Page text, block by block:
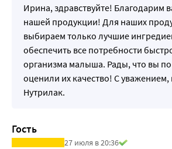
Ирина, здравствуйте! Благодарим
нашей продукции! Для наших
выбираем только лучшие
обеспечить все потребности
организма малыша. Рады, что вы по
оценили их качество! С
Нутрилак.
Гость
27 июля в 20:36